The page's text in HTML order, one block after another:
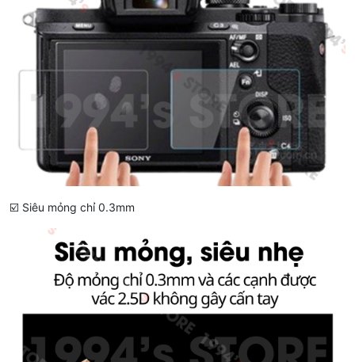
☑️ Siêu mỏng chỉ 0.3mm